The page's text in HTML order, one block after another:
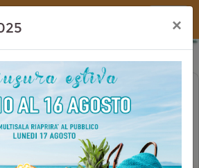
Cinema
2 (THE BAD GUYS 2)
CINEMA IN FESTA
×